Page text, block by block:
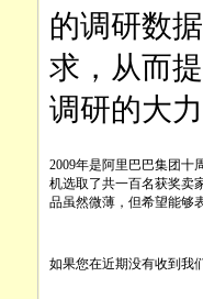
的调研数
求，从而
调研的大
2009年是阿里巴巴集团十
机选取了共一百名获奖卖
品虽然微薄，但希望能够
如果您在近期没有收到我